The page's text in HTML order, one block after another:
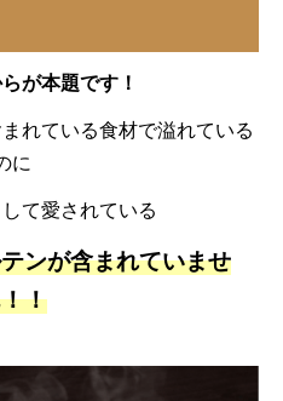
が本題です！
れている食材で溢れている
に
て愛されている
ンが含まれていませ
！